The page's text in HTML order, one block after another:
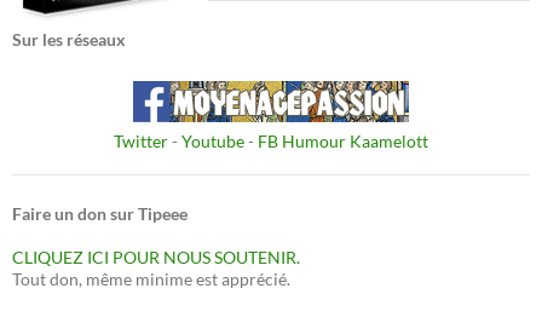
Sur les réseaux
Twitter- Youtube- FB Humour Kaamelott
Faire un don sur Tipeee
CLIQUEZ ICI POUR NOUS SOUTENIR.
Tout don, même minime est apprécié.